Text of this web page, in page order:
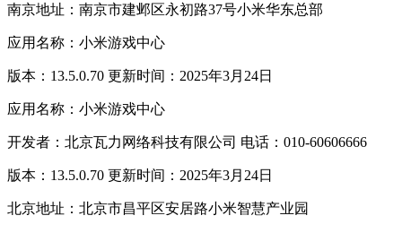
南京地址：南京市建邺区永初路37号小米华东总部
应用名称：小米游戏中心
版本：13.5.0.70 更新时间：2025年3月24日
应用名称：小米游戏中心
开发者：北京瓦力网络科技有限公司 电话：010-60606666
版本：13.5.0.70 更新时间：2025年3月24日
北京地址：北京市昌平区安居路小米智慧产业园